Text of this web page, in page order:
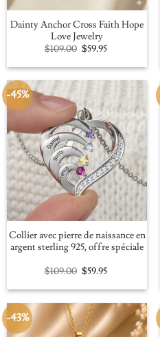
Dainty Anchor Cross Faith Hope
Love Jewelry
$109.00 Original
price
was:
$59.95Current
is:
-45%
Collier avec pierre de naissance en
argent sterling 925, offre spéciale
$109.00 Original
price
was:
$59.95Current
is:
-43%